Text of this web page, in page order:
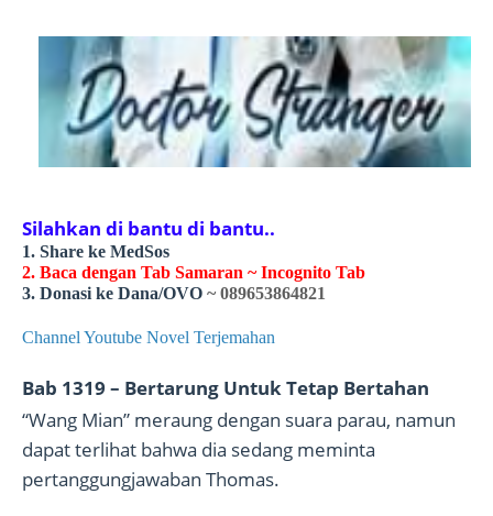
Silahkan di bantu di bantu..
1. Share ke MedSos
2. Baca dengan Tab Samaran ~ Incognito Tab
3. Donasi ke Dana/OVO ~ 089653864821
Channel Youtube Novel Terjemahan
Bab 1319 – Bertarung Untuk Tetap Bertahan
“Wang Mian” meraung dengan suara parau, namun
dapat terlihat bahwa dia sedang meminta
pertanggungjawaban Thomas.